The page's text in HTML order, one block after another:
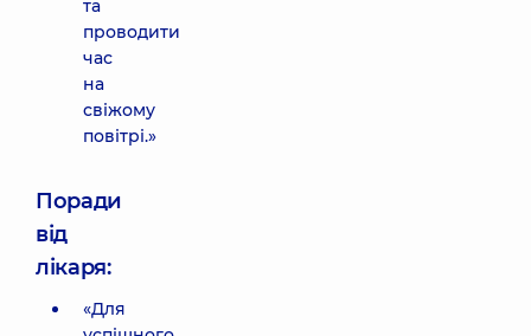
та
проводити
час
на
свіжому
повітрі.»
Поради
від
лікаря:
«Для